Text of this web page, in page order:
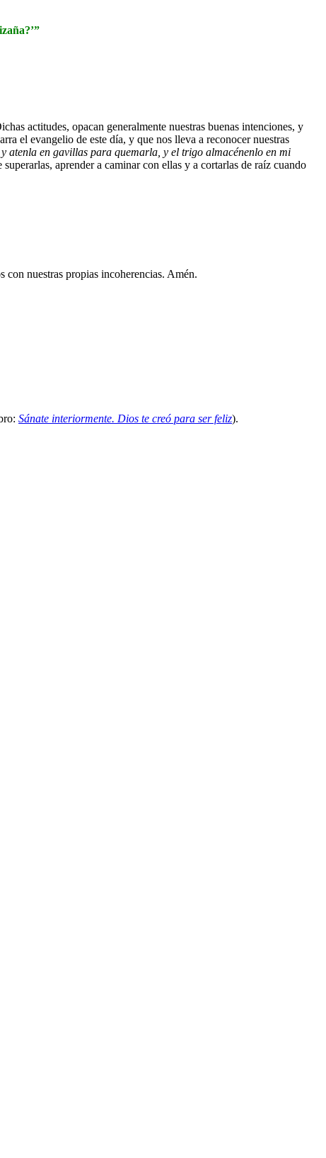
actitudes, opacan generalmente nuestras buenas intenciones, y
el evangelio de este día, y que nos lleva a reconocer nuestras
atenla en gavillas para quemarla, y el trigo almacénenlo en mi
aprender a caminar con ellas y a cortarlas de raíz cuando
con nuestras propias incoherencias. Amén.
Sánate interiormente. Dios te creó para ser feliz).